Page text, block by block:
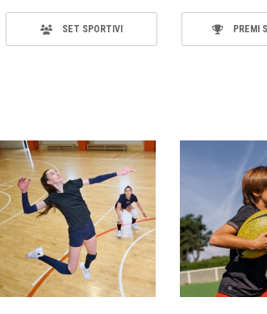
SET SPORTIVI PREMI